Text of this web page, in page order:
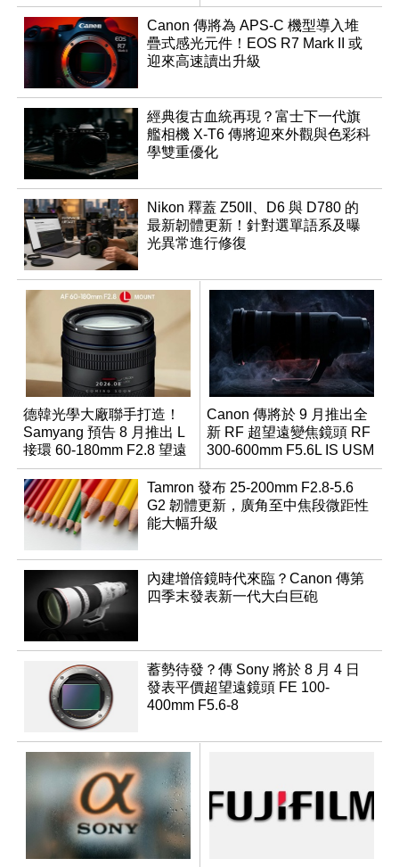
表
Canon 傳將為 APS-C 機型導入堆
疊式感光元件！EOS R7 Mark II 或
迎來高速讀出升級
經典復古血統再現？富士下一代旗
艦相機 X-T6 傳將迎來外觀與色彩科
學雙重優化
Nikon 釋蓋 Z50II、D6 與 D780 的
最新韌體更新！針對選單語系及曝
光異常進行修復
德韓光學大廠聯手打造！
Samyang 預告 8 月推出 L
接環 60-180mm F2.8 望遠
變焦鏡
Canon 傳將於 9 月推出全
新 RF 超望遠變焦鏡頭 RF
300-600mm F5.6L IS USM
Tamron 發布 25-200mm F2.8-5.6
G2 韌體更新，廣角至中焦段微距性
能大幅升級
內建增倍鏡時代來臨？Canon 傳第
四季末發表新一代大白巨砲
蓄勢待發？傳 Sony 將於 8 月 4 日
發表平價超望遠鏡頭 FE 100-
400mm F5.6-8